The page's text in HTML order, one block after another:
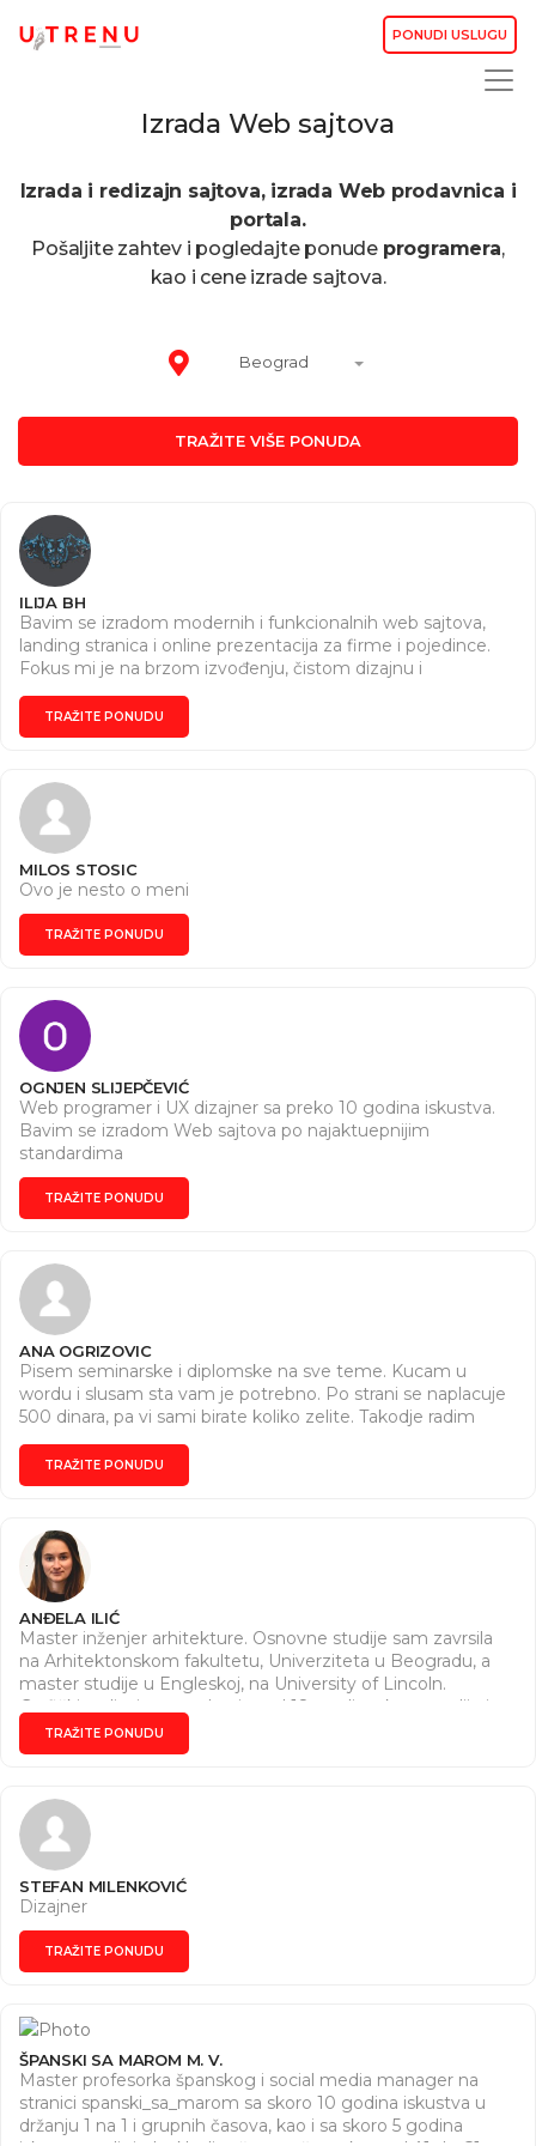
PONUDI USLUGU
Izrada Web sajtova
Izrada i redizajn sajtova, izrada Web prodavnica i
portala.
Pošaljite zahtev i pogledajte ponude programera,
kao i cene izrade sajtova.
Beograd
TRAŽITE VIŠE PONUDA
ILIJA BH
Bavim se izradom modernih i funkcionalnih web sajtova,
landing stranica i online prezentacija za firme i pojedince.
Fokus mi je na brzom izvođenju, čistom dizajnu i
prilagođavanju sajta potrebama klijenta.
TRAŽITE PONUDU
MILOS STOSIC
Ovo je nesto o meni
TRAŽITE PONUDU
OGNJEN SLIJEPČEVIĆ
Web programer i UX dizajner sa preko 10 godina iskustva.
Bavim se izradom Web sajtova po najaktuepnijim
standardima
TRAŽITE PONUDU
ANA OGRIZOVIC
Pisem seminarske i diplomske na sve teme. Kucam u
wordu i slusam sta vam je potrebno. Po strani se naplacuje
500 dinara, pa vi sami birate koliko zelite. Takodje radim
domace zadatke i pisem pismene zadatke, takodje pravim
word dokumente i prawim power point prezentacije.
TRAŽITE PONUDU
ANĐELA ILIĆ
Master inženjer arhitekture. Osnovne studije sam zavrsila
na Arhitektonskom fakultetu, Univerziteta u Beogradu, a
master studije u Engleskoj, na University of Lincoln.
Grafičkim dizajnom se bavim od 18. godine, kroz studije i
razne kurseve. Dizajniram reklamne materijale, vizit kartice,
sve vrste logo dizajna i slično. Za sve informacije me
41 01 ili putem mejla ilicandjela007@gmail.com.
TRAŽITE PONUDU
STEFAN MILENKOVIĆ
Dizajner
TRAŽITE PONUDU
ŠPANSKI SA MAROM M. V.
Master profesorka španskog i social media manager na
stranici spanski_sa_marom sa skoro 10 godina iskustva u
držanju 1 na 1 i grupnih časova, kao i sa skoro 5 godina